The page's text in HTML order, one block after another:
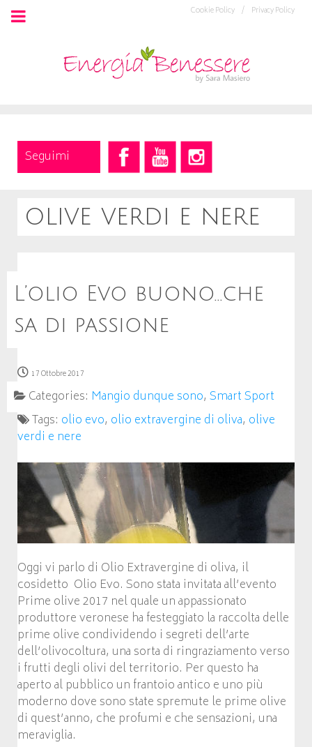
Privacy Policy
Cookie Policy /
Seguimi
olive verdi e nere
L’olio Evo buono…che
sa di passione
17 Ottobre 2017
Categories: Mangio dunque sono, Smart Sport
Tags: olio evo, olio extravergine di oliva, olive
verdi e nere
Oggi vi parlo di Olio Extravergine di oliva, il
cosidetto Olio Evo. Sono stata invitata all’evento
Prime olive 2017 nel quale un appassionato
produttore veronese ha festeggiato la raccolta delle
prime olive condividendo i segreti dell’arte
dell’olivocoltura, una sorta di ringraziamento verso
i frutti degli olivi del territorio. Per questo ha
aperto al pubblico un frantoio antico e uno più
moderno dove sono state spremute le prime olive
di quest’anno, che profumi e che sensazioni, una
meraviglia.